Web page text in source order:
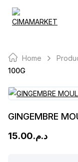
Skip
Home
100G
GINGEMBRE
د.م.15.00